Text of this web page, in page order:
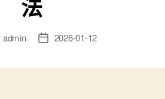
法
admin
文 2026-01-12